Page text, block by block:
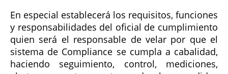
En especial establecerá los requisitos, funciones
y responsabilidades del oficial de cumplimiento
quien será el responsable de velar por que el
sistema de Compliance se cumpla a cabalidad,
haciendo seguimiento, control, mediciones,